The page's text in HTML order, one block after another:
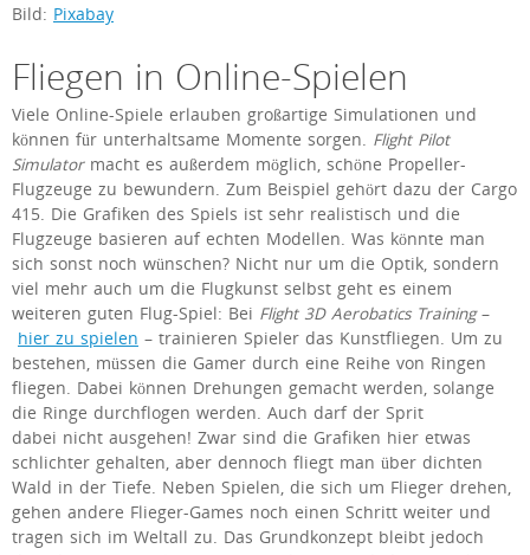
Bild: Pixabay
Fliegen in Online-Spielen
Viele Online-Spiele erlauben großartige Simulationen und
können für unterhaltsame Momente sorgen. Flight Pilot
Simulator macht es außerdem möglich, schöne Propeller-
Flugzeuge zu bewundern. Zum Beispiel gehört dazu der Cargo
415. Die Grafiken des Spiels ist sehr realistisch und die
Flugzeuge basieren auf echten Modellen. Was könnte man
sich sonst noch wünschen? Nicht nur um die Optik, sondern
viel mehr auch um die Flugkunst selbst geht es einem
weiteren guten Flug-Spiel: Bei Flight 3D Aerobatics Training–
hier zu spielen – trainieren Spieler das Kunstfliegen. Um zu
bestehen, müssen die Gamer durch eine Reihe von Ringen
fliegen. Dabei können Drehungen gemacht werden, solange
die Ringe durchflogen werden. Auch darf der Sprit
dabei nicht ausgehen! Zwar sind die Grafiken hier etwas
schlichter gehalten, aber dennoch fliegt man über dichten
Wald in der Tiefe. Neben Spielen, die sich um Flieger drehen,
gehen andere Flieger-Games noch einen Schritt weiter und
tragen sich im Weltall zu. Das Grundkonzept bleibt jedoch